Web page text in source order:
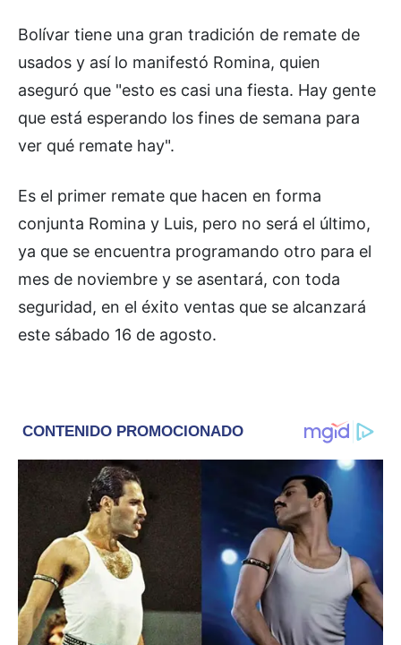
Bolívar tiene una gran tradición de remate de
usados y así lo manifestó Romina, quien
aseguró que "esto es casi una fiesta. Hay gente
que está esperando los fines de semana para
ver qué remate hay".
Es el primer remate que hacen en forma
conjunta Romina y Luis, pero no será el último,
ya que se encuentra programando otro para el
mes de noviembre y se asentará, con toda
seguridad, en el éxito ventas que se alcanzará
este sábado 16 de agosto.